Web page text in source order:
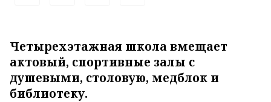
Четырехэтажная школа вмещает
актовый, спортивные залы с
душевыми, столовую, медблок и
библиотеку.